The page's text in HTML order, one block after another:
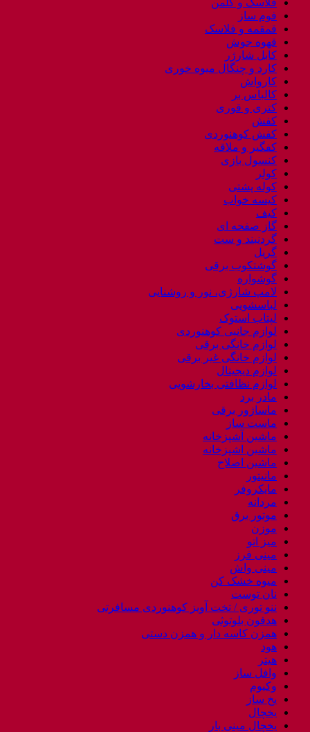
فوم ساز
قمقمه و فلاسک
قهوه جوش
کابل شارژر
کارد و چنگال میوه خوری
کارواش
کالباس بر
کتری و قوری
کفش
کفش کوهنوردی
کفگیر و ملاقه
کنسول بازی
کولر
کوله پشتی
کیسه خواب
کیف
گاز صفحه ای
گردنبند و ست
گریل
گوشتکوب برقی
گوشواره
لامپ شارژی، نور و روشنایی
لباسشویی
لپتاب استوک
لوازم جانبی کوهنوردی
لوازم خانگی برقی
لوازم خانگی غیر برقی
لوازم دیجیتال
لوازم نظافتی بخارشویی
مادر برد
ماساژور برقی
ماست ساز
ماشین آشپزخانه
ماشین اشپزخانه
ماشین اصلاح
مانیتور
مایکروفر
مردانه
موتور برق
موزن
میز اتو
مینی فرز
مینی واش
میوه خشک کن
نان توست
ننو توری / تخت آویز کوهنوردی مسافرتی
هدفون بلوتوثی
همزن کاسه دار و همزن دستی
هود
هیتر
وافل ساز
وکیوم
یخ ساز
یخچال
یخچال مینی بار